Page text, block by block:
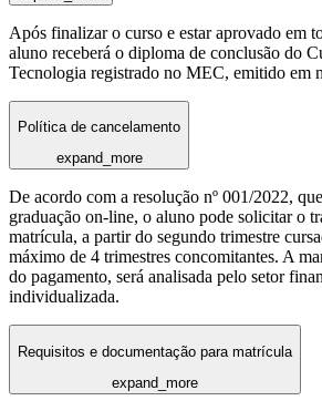
Após finalizar o curso e estar aprovado em
aluno receberá o diploma de conclusão do
Tecnologia registrado no MEC, emitido em
Política de cancelamento
expand_more
De acordo com a resolução nº 001/2022,
graduação on-line, o aluno pode solicitar o
matrícula, a partir do segundo trimestre
máximo de 4 trimestres concomitantes. A
do pagamento, será analisada pelo setor
individualizada.
Requisitos e documentação para matrícula
expand_more